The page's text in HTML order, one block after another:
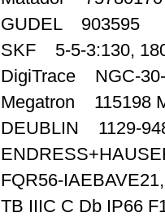
GUDEL 903595
SKF 5-5-3:130,
DigiTrace NGC-
Megatron 115198
DEUBLIN 1129-
FQR56-
TB IIIC C Db IP66